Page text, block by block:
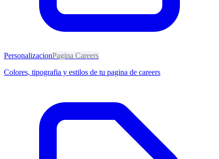
PersonalizacionPagina Careers
Colores, tipografia y estilos de tu pagina de careers